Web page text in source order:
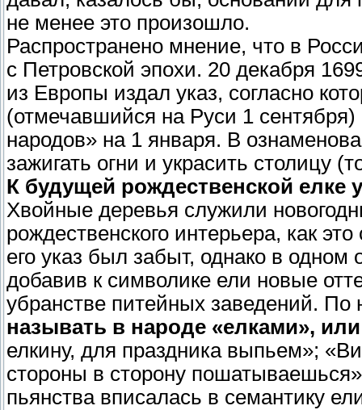
не менее это произошло.
Распространено мнение, что в
с Петровской эпохи. 20 декабря
из Европы издал указ, согласно
(отмечавшийся на Руси 1 сентября)
народов» на 1 января. В
зажигать огни и украсить
К будущей рождественской елке
Хвойные деревья служили
рождественского интерьера, как
его указ был забыт, однако в
добавив к символике ели новые
убранстве питейных заведений.
называть в народе «елками»,
елкину, для праздника выпьем»;
стороны в сторону
пьянства вписалась в семантику